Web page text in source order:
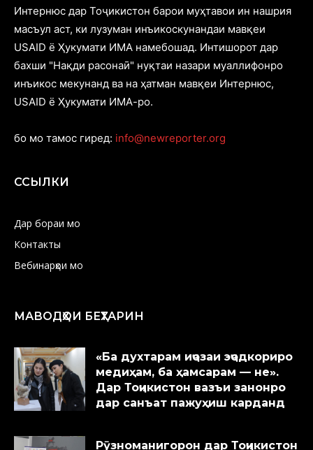
Интернюс дар Тоҷикистон барои муҳтавои ин нашрия
масъул аст, ки лузуман инъикоскунандаи мавқеи
USAID ё Ҳукумати ИМА намебошад. Интишорот дар
бахши "Нақди расонаӣ" нуқтаи назари муаллифонро
инъикос мекунанд ва на ҳатман мавқеи Интернюс,
USAID ё Ҳукумати ИМА-ро.
бо мо тамос гиред: info@newreporter.org
ССЫЛКИ
Дар бораи мо
Контакты
Вебинарҳои мо
МАВОДҲОИ БЕҲТАРИН
«Ба духтарам иҷозаи эҷодкориро
медиҳам, ба ҳамсарам — не».
Дар Тоҷикистон вазъи занонро
дар санъат пажуҳиш карданд
Рӯзноманигорон дар Тоҷикистон